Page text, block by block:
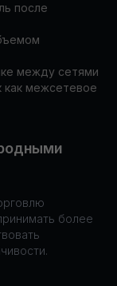
после
между сетями
как межсетевое
более